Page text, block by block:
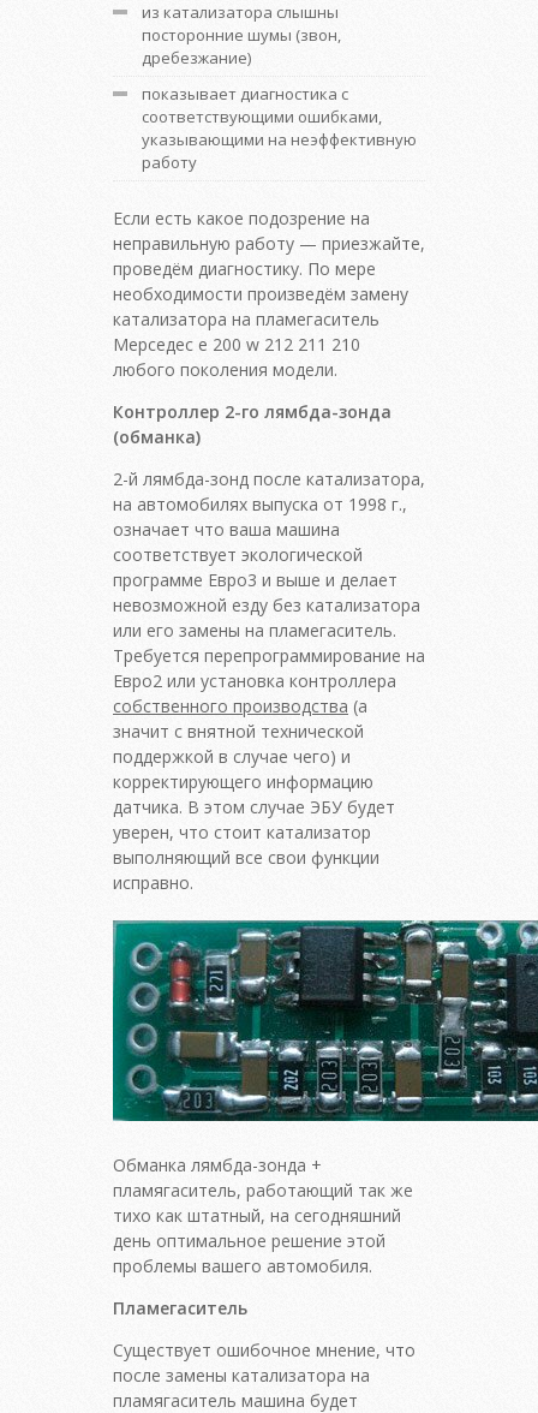
из катализатора слышны
посторонние шумы (звон,
дребезжание)
показывает диагностика с
соответствующими ошибками,
указывающими на неэффективную
работу
Если есть какое подозрение на
неправильную работу — приезжайте,
проведём диагностику. По мере
необходимости произведём замену
катализатора на пламегаситель
Мерседес е 200 w 212 211 210
любого поколения модели.
Контроллер 2-го лямбда-зонда
(обманка)
2-й лямбда-зонд после катализатора,
на автомобилях выпуска от 1998 г.,
означает что ваша машина
соответствует экологической
программе Евро3 и выше и делает
невозможной езду без катализатора
или его замены на пламегаситель.
Требуется перепрограммирование на
Евро2 или установка контроллера
собственного производства (а
значит с внятной технической
поддержкой в случае чего) и
корректирующего информацию
датчика. В этом случае ЭБУ будет
уверен, что стоит катализатор
выполняющий все свои функции
исправно.
Обманка лямбда-зонда +
пламягаситель, работающий так же
тихо как штатный, на сегодняшний
день оптимальное решение этой
проблемы вашего автомобиля.
Пламегаситель
Существует ошибочное мнение, что
после замены катализатора на
пламягаситель машина будет